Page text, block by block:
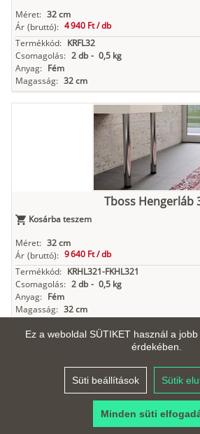
Ez a weboldal SÜTIKET használ a
érdekében.
Süti beállítások Sütik
Minden süti
Antracit
Méret: 32 cm
Ár (bruttó): 4 940 Ft /db
Termékkód: KRFL32
Csomagolás: 2 db - 0,5 kg
Anyag: Fém
Magasság: 32 cm
Tboss Hengerláb
Kosárba teszem
Méret: 32 cm
Ár (bruttó): 9 640 Ft /db
Termékkód: KRHL321-FKHL321
Csomagolás: 2 db - 0,5 kg
Anyag: Fém
Magasság: 32 cm
Fekete